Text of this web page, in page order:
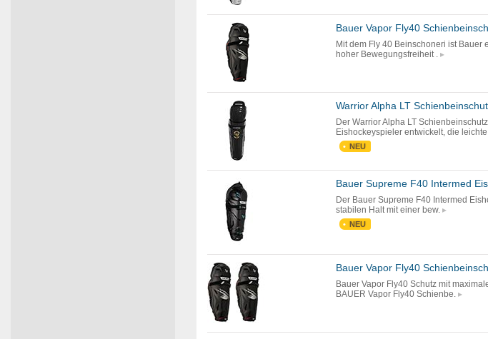
Bauer Vapor Fly40
Mit dem Fly 40 Beinschoneri ist Bauer
hoher Bewegungsfreiheit .
Warrior Alpha LT
Der Warrior Alpha LT
Eishockeyspieler entwickelt, die
NEU
Bauer Supreme F40 Intermed
Der Bauer Supreme F40 Intermed
stabilen Halt mit einer bew.
NEU
Bauer Vapor Fly40
Bauer Vapor Fly40 Schutz mit
BAUER Vapor Fly40 Schienbe.